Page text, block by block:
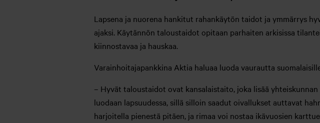
Lapsena ja nuorena hankitut rahankäytön taidot ja ymmärrys
ajaksi. Käytännön taloustaidot opitaan parhaiten arkisissa
kiinnostavaa ja hauskaa.
Varainhoitajapankkina Aktia haluaa luoda vaurautta
– Hyvät taloustaidot ovat kansalaistaito, joka lisää
luodaan lapsuudessa, sillä silloin saadut oivallukset auttavat
harjoitella pienestä pitäen, ja rimaa voi nostaa ikävuosien